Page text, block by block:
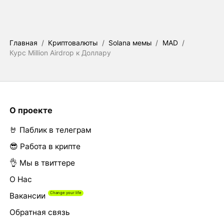
Главная / Криптовалюты / Solana мемы / MAD /
Курс Million Airdrop к Доллару
О проекте
🤘 Паблик в телеграм
😎 Работа в крипте
👌 Мы в твиттере
О Нас
Вакансии
Обратная связь